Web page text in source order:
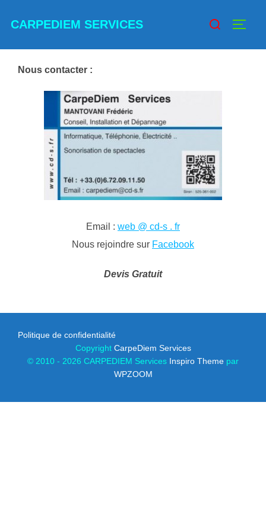
CARPEDIEM SERVICES Rechercher :
Nous contacter :
Email : web @ cd-s . fr
Nous rejoindre sur Facebook
Devis Gratuit
Politique de confidentialité
Copyright CarpeDiem Services
© 2010 - 2026 CARPEDIEM Services Inspiro Theme par
WPZOOM